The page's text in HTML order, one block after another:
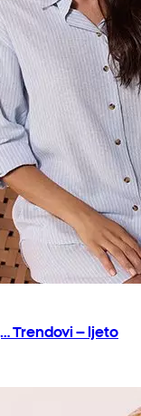
Trendovi – ljeto